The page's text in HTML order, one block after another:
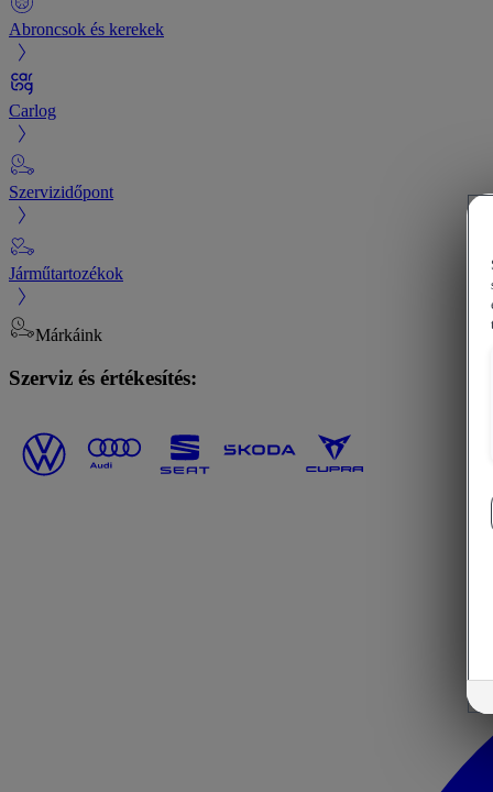
Abroncsok és kerekek
Carlog
Szervizidőpont
Járműtartozékok
Márkáink
Szerviz és értékesítés: